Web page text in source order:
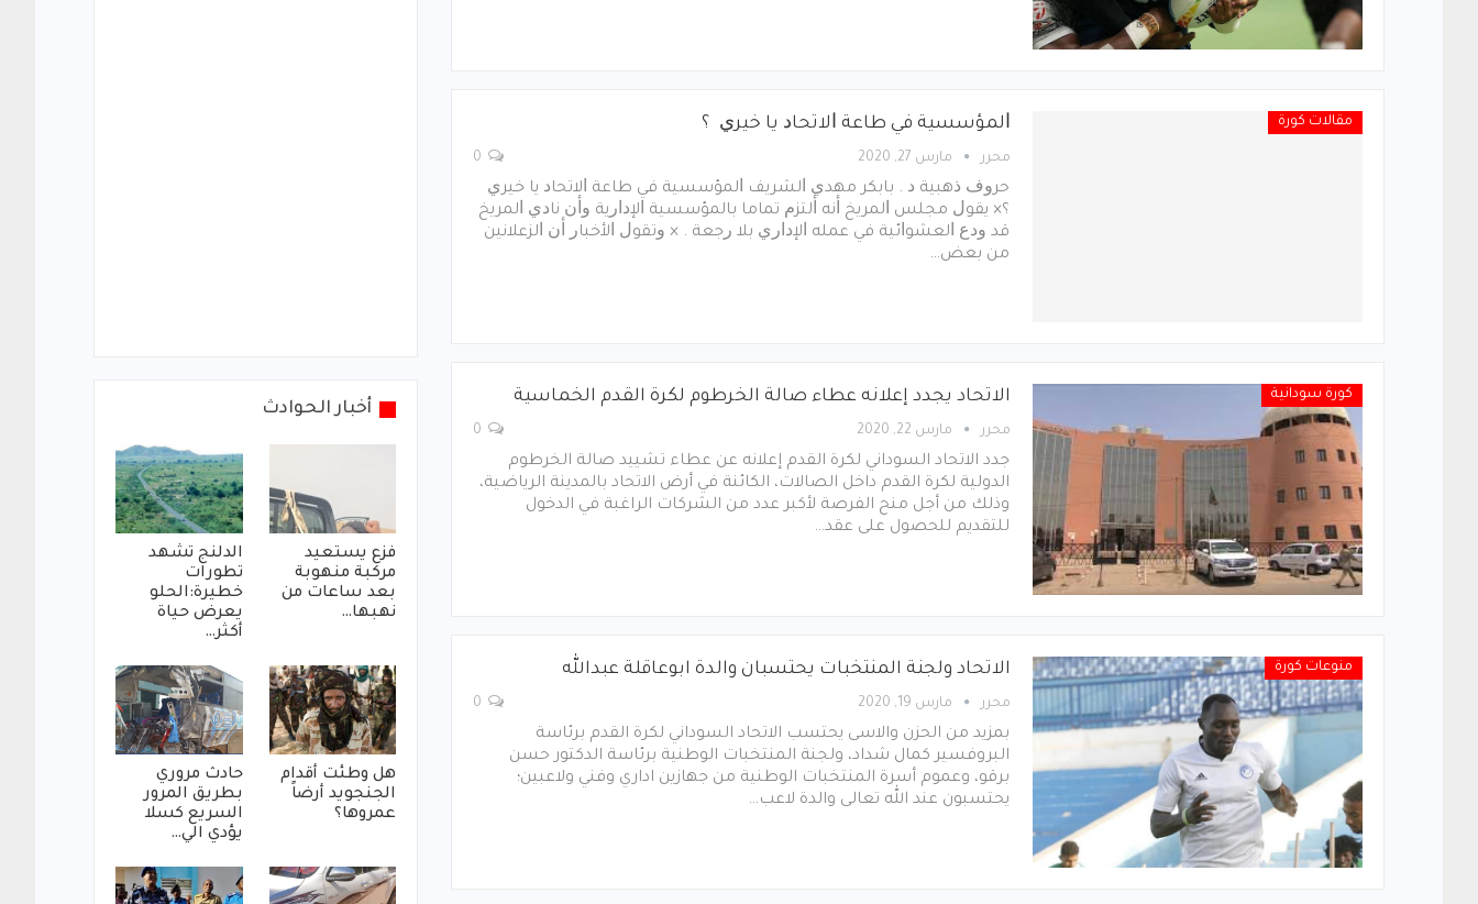
مقالات كورة ﺍﻟﻤﺆﺳﺴﻴﺔ ﻓﻲ ﻃﺎﻋﺔ ﺍﻻﺗﺤﺎﺩ ﻳﺎ ﺧﻴﺮﻱ ؟
محرر مارس 27, 2020
ﺣﺮﻭﻑ ﺫﻫﺒﻴﺔ ﺩ . ﺑﺎﺑﻜﺮ ﻣﻬﺪﻱ ﺍﻟﺸﺮﻳﻒ ﺍﻟﻤﺆﺳﺴﻴﺔ ﻓﻲ ﻃﺎﻋﺔ ﺍﻻﺗﺤﺎﺩ ﻳﺎ ﺧﻴﺮﻱ
؟× ﻳﻘﻮﻝ ﻣﺠﻠﺲ ﺍﻟﻤﺮﻳﺦ ﺃﻧﻪ ﺃﻟﺘﺰﻡ ﺗﻤﺎﻣﺎ ﺑﺎﻟﻤﺆﺳﺴﻴﺔ ﺍﻹﺩﺍﺭﻳﺔ ﻭﺃﻥ ﻧﺎﺩﻱ ﺍﻟﻤﺮﻳﺦ
ﻗﺪ ﻭﺩﻉ ﺍﻟﻌﺸﻮﺍﺋﻴﺔ ﻓﻲ ﻋﻤﻠﻪ ﺍﻹﺩﺍﺭﻱ ﺑﻼ ﺭﺟﻌﺔ . × ﻭﺗﻘﻮﻝ ﺍﻷﺧﺒﺎﺭ ﺃﻥ ﺍﻟﺰﻋﻼﻧﻴﻦ
ﻣﻦ ﺑﻌﺾ…
كورة سودانية الاتحاد يجدد إعلانه عطاء صالة الخرطوم لكرة القدم الخماسية
محرر مارس 22, 2020
جدد الاتحاد السوداني لكرة القدم إعلانه عن عطاء تشييد صالة الخرطوم
الدولية لكرة القدم داخل الصالات، الكائنة في أرض الاتحاد بالمدينة الرياضية،
وذلك من أجل منح الفرصة لأكبر عدد من الشركات الراغبة في الدخول
للتقديم للحصول على عقد…
منوعات كورة الاتحاد ولجنة المنتخبات يحتسبان والدة ابوعاقلة عبدالله
محرر مارس 19, 2020
بمزيد من الحزن والاسى يحتسب الاتحاد السوداني لكرة القدم برئاسة
البروفسير كمال شداد، ولجنة المنتخبات الوطنية برئاسة الدكتور حسن
برقو، وعموم أسرة المنتخبات الوطنية من جهازين اداري وفني ولاعبين؛
يحتسبون عند الله تعالى والدة لاعب…
أخبار الحوادث
فزع يستعيد
مركبة منهوبة
بعد ساعات من
نهبها…
الدلنج تشهد
تطورات
خطيرة:الحلو
يعرض حياة
أكثر…
هل وطئت أقدام
الجنجويد أرضاً
عمروها؟
حادث مروري
بطريق المرور
السريع كسلا
يؤدي الي…